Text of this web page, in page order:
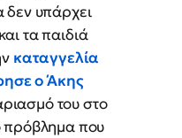
δεν υπάρχει
τα παιδιά
καταγγελία
ο Άκης
του στο
πρόβλημα που